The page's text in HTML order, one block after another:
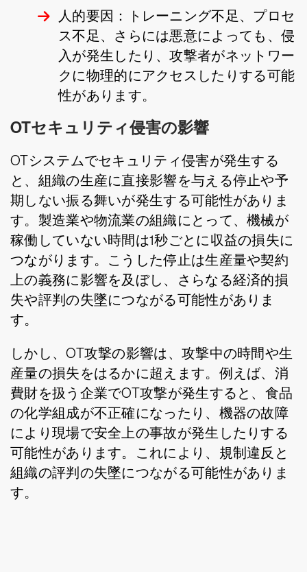
人的要因：トレーニング不足、プロセ
ス不足、さらには悪意によっても、侵
入が発生したり、攻撃者がネットワー
クに物理的にアクセスしたりする可能
性があります。
OTセキュリティ侵害の影響
OTシステムでセキュリティ侵害が発生する
と、組織の生産に直接影響を与える停止や予
期しない振る舞いが発生する可能性がありま
す。製造業や物流業の組織にとって、機械が
稼働していない時間は1秒ごとに収益の損失に
つながります。こうした停止は生産量や契約
上の義務に影響を及ぼし、さらなる経済的損
失や評判の失墜につながる可能性がありま
す。
しかし、OT攻撃の影響は、攻撃中の時間や生
産量の損失をはるかに超えます。例えば、消
費財を扱う企業でOT攻撃が発生すると、食品
の化学組成が不正確になったり、機器の故障
により現場で安全上の事故が発生したりする
可能性があります。これにより、規制違反と
組織の評判の失墜につながる可能性がありま
す。